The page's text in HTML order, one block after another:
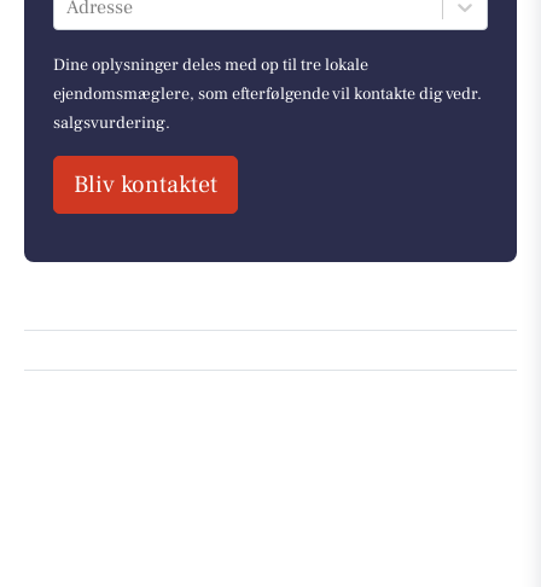
Adresse
Dine oplysninger deles med op til tre lokale
ejendomsmæglere, som efterfølgende vil kontakte dig vedr.
salgsvurdering.
Bliv kontaktet